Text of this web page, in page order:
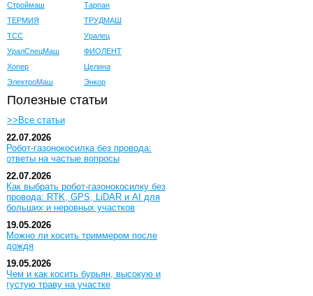
Строймаш
Тарпан
ТЕРМИЯ
ТРУДМАШ
ТСС
Уралец
УралСпецМаш
ФИОЛЕНТ
Хопер
Целина
ЭлектроМаш
Энкор
Полезные статьи
>>Все статьи
22.07.2026
Робот-газонокосилка без провода:
ответы на частые вопросы
22.07.2026
Как выбрать робот-газонокосилку без
провода: RTK, GPS, LiDAR и AI для
больших и неровных участков
19.05.2026
Можно ли косить триммером после
дождя
19.05.2026
Чем и как косить бурьян, высокую и
густую траву на участке